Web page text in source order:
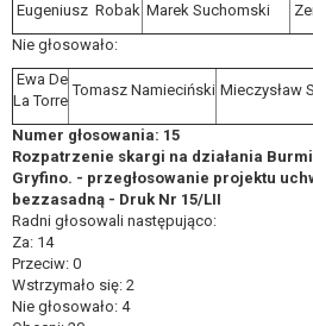
Eugeniusz Robak Marek Suchomski
Nie głosowało:
Ewa De
La Torre
Tomasz Namieciński Mieczysław
Numer głosowania: 15
Rozpatrzenie skargi na działania
Gryfino. - przegłosowanie projektu
bezzasadną - Druk Nr 15/LII
Radni głosowali następująco:
Za: 14
Przeciw: 0
Wstrzymało się: 2
Nie głosowało: 4